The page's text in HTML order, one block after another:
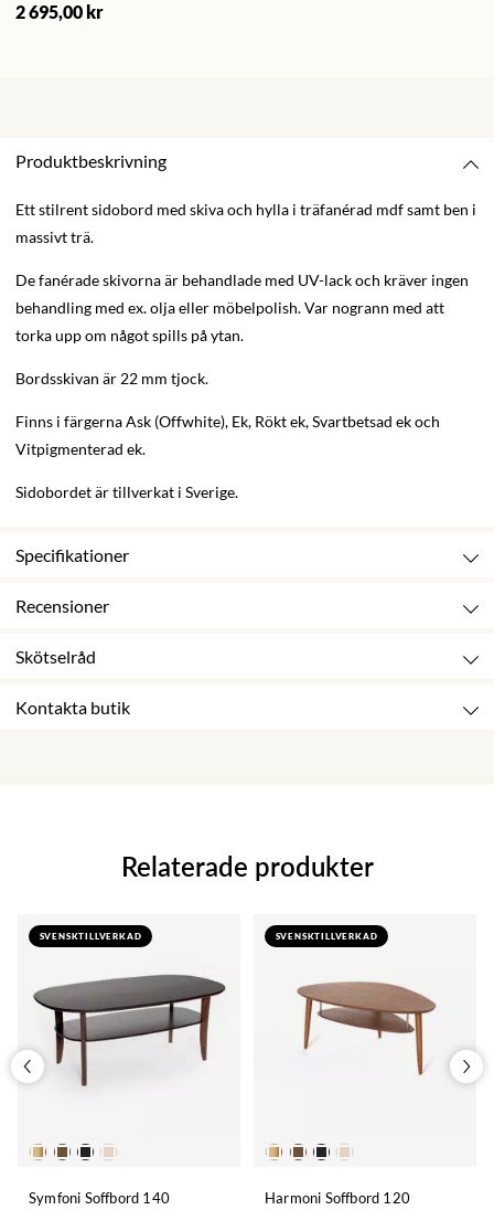
2 695,00 kr
Produktbeskrivning
Ett stilrent sidobord med skiva och hylla i träfanérad mdf samt ben i
massivt trä.
De fanérade skivorna är behandlade med UV-lack och kräver ingen
behandling med ex. olja eller möbelpolish. Var nogrann med att
torka upp om något spills på ytan.
Bordsskivan är 22 mm tjock.
Finns i färgerna Ask (Offwhite), Ek, Rökt ek, Svartbetsad ek och
Vitpigmenterad ek.
Sidobordet är tillverkat i Sverige.
Specifikationer
Recensioner
Skötselråd
Kontakta butik
Relaterade produkter
SVENSKTILLVERKAD
Symfoni Soffbord 140
SVENSKTILLVERKAD
Harmoni Soffbord 120